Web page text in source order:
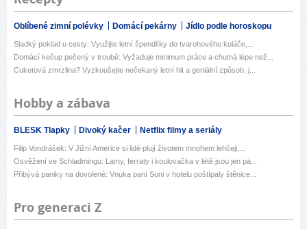
Oblíbené zimní polévky Domácí pekárny Jídlo podle horoskopu
Sladký poklad u cesty: Využijte letní špendlíky do tvarohového koláče,...
Domácí kečup pečený v troubě: Vyžaduje minimum práce a chutná lépe než...
Cuketová zmrzlina? Vyzkoušejte nečekaný letní hit a geniální způsob, j...
Hobby a zábava
BLESK Tlapky Divoký kačer Netflix filmy a seriály
Filip Vondrášek: V Jižní Americe si lidé plují životem mnohem lehčeji,...
Osvěžení ve Schladmingu: Lamy, ferraty i koulovačka v létě jsou jen pá...
Přibývá paniky na dovolené: Vnuka paní Soni v hotelu poštípaly štěnice...
Pro generaci Z